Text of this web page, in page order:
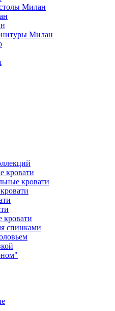
Милан
Милан
кровати
кровати
кровати
спинками